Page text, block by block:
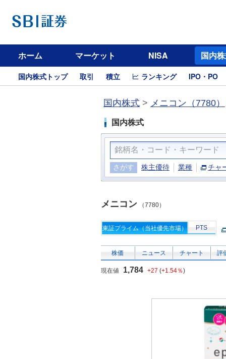
ホーム マーケット NISA 国内
国内株式トップ 取引 積立 ランキング IPO・PO
国内株式 > メニコン（7780）
国内株式
さがす 株主優待 業種 チャ
メニコン （7780）
東証プライム（当社優先市場） PTS
株価 ニュース チャート 評
現在値 1,784 +27 (+1.54％)